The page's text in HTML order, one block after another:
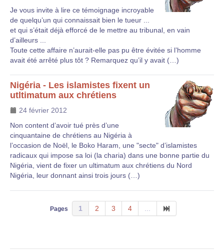
Je vous invite à lire ce témoignage incroyable
de quelqu’un qui connaissait bien le tueur ...
et qui s’était déjà efforcé de le mettre au tribunal, en vain
d’ailleurs ...
Toute cette affaire n’aurait-elle pas pu être évitée si l’homme
avait été arrêté plus tôt ? Remarquez qu’il y avait (…)
Nigéria - Les islamistes fixent un
utltimatum aux chrétiens
24 février 2012
Non content d’avoir tué près d’une
cinquantaine de chrétiens au Nigéria à
l’occasion de Noël, le Boko Haram, une "secte" d’islamistes
radicaux qui impose sa loi (la charia) dans une bonne partie du
Nigéria, vient de fixer un ultimatum aux chrétiens du Nord
Nigéria, leur donnant ainsi trois jours (…)
Pages 1 2 3 4